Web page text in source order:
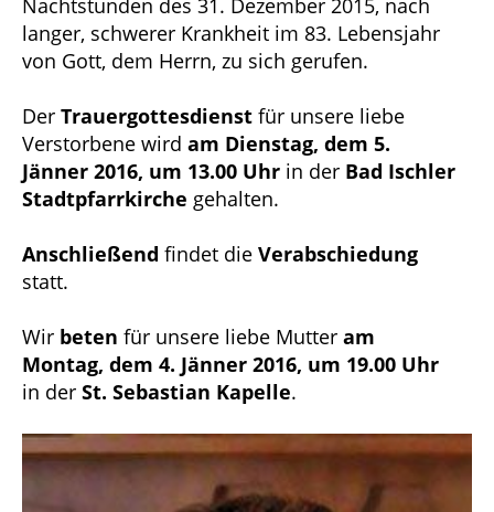
Nachtstunden des 31. Dezember 2015, nach
langer, schwerer Krankheit im 83. Lebensjahr
von Gott, dem Herrn, zu sich gerufen.
Der Trauergottesdienst für unsere liebe
Verstorbene wird am Dienstag, dem 5.
Jänner 2016, um 13.00 Uhr in der Bad Ischler
Stadtpfarrkirche gehalten.
Anschließend findet die Verabschiedung
statt.
Wir beten für unsere liebe Mutter am
Montag, dem 4. Jänner 2016, um 19.00 Uhr
in der St. Sebastian Kapelle.